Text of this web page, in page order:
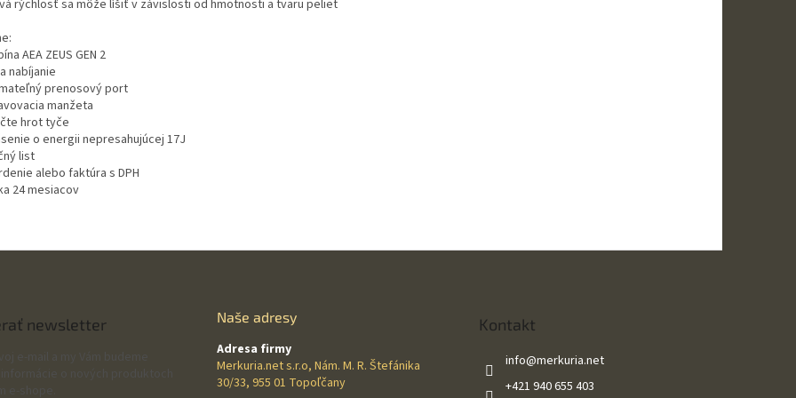
rýchlosť sa môže líšiť v závislosti od hmotnosti a tvaru peliet
AEA ZEUS GEN 2
nabíjanie
prenosový port
manžeta
hrot tyče
o energii nepresahujúcej 17J
list
alebo faktúra s DPH
24 mesiacov
newsletter Naše adresy
Adresa firmy
Merkuria.net s.r.o, Nám. M. R. Štefánika
30/33, 955 01 Topoľčany
Kontakt
info@merkuria.net
+421 940 655 403